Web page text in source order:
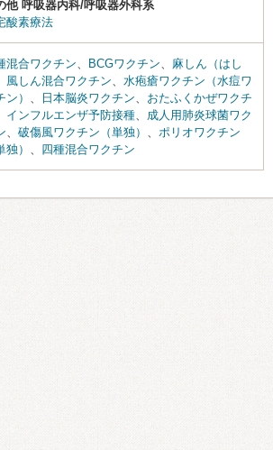
他 呼吸器内科/呼吸器外科系
酸素療法
混合ワクチン BCGワクチン
麻しん（はし
風しん混合ワクチン
水疱瘡ワクチン（水痘ワ
ン）
日本脳炎ワクチン
おたふくかぜワクチ
インフルエンザ予防接種
成人用肺炎球菌ワク
破傷風ワクチン（単独）
ポリオワクチン
独）
四種混合ワクチン